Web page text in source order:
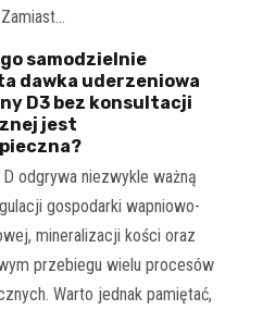
samodzielnie
dawka uderzeniowa
D3 bez konsultacji
jest
D odgrywa niezwykle ważną
gospodarki wapniowo-
mineralizacji kości oraz
przebiegu wielu procesów
Warto jednak pamiętać,